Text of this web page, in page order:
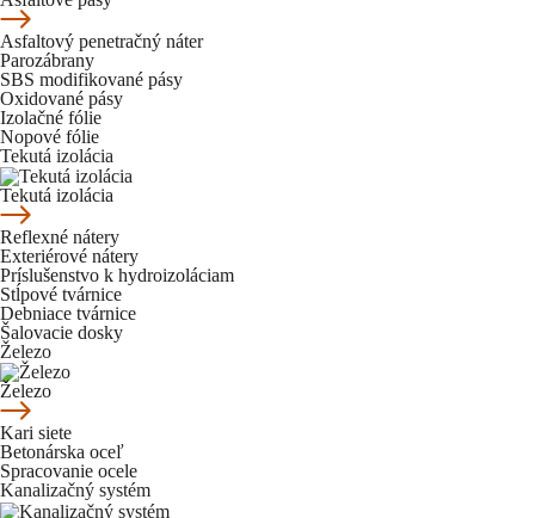
Asfaltový penetračný náter
Parozábrany
SBS modifikované pásy
Oxidované pásy
Izolačné fólie
Nopové fólie
Tekutá izolácia
Tekutá izolácia
Reflexné nátery
Exteriérové nátery
Príslušenstvo k hydroizoláciam
Stĺpové tvárnice
Debniace tvárnice
Šalovacie dosky
Železo
Železo
Kari siete
Betonárska oceľ
Spracovanie ocele
Kanalizačný systém